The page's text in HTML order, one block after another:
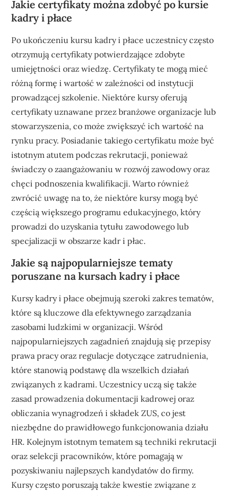
Jakie certyfikaty można zdobyć po kursie
kadry i płace
Po ukończeniu kursu kadry i płace uczestnicy często
otrzymują certyfikaty potwierdzające zdobyte
umiejętności oraz wiedzę. Certyfikaty te mogą mieć
różną formę i wartość w zależności od instytucji
prowadzącej szkolenie. Niektóre kursy oferują
certyfikaty uznawane przez branżowe organizacje lub
stowarzyszenia, co może zwiększyć ich wartość na
rynku pracy. Posiadanie takiego certyfikatu może być
istotnym atutem podczas rekrutacji, ponieważ
świadczy o zaangażowaniu w rozwój zawodowy oraz
chęci podnoszenia kwalifikacji. Warto również
zwrócić uwagę na to, że niektóre kursy mogą być
częścią większego programu edukacyjnego, który
prowadzi do uzyskania tytułu zawodowego lub
specjalizacji w obszarze kadr i płac.
Jakie są najpopularniejsze tematy
poruszane na kursach kadry i płace
Kursy kadry i płace obejmują szeroki zakres tematów,
które są kluczowe dla efektywnego zarządzania
zasobami ludzkimi w organizacji. Wśród
najpopularniejszych zagadnień znajdują się przepisy
prawa pracy oraz regulacje dotyczące zatrudnienia,
które stanowią podstawę dla wszelkich działań
związanych z kadrami. Uczestnicy uczą się także
zasad prowadzenia dokumentacji kadrowej oraz
obliczania wynagrodzeń i składek ZUS, co jest
niezbędne do prawidłowego funkcjonowania działu
HR. Kolejnym istotnym tematem są techniki rekrutacji
oraz selekcji pracowników, które pomagają w
pozyskiwaniu najlepszych kandydatów do firmy.
Kursy często poruszają także kwestie związane z